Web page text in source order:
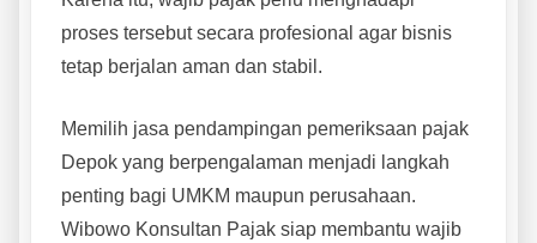
proses tersebut secara profesional agar bisnis
tetap berjalan aman dan stabil.
Memilih jasa pendampingan pemeriksaan pajak
Depok yang berpengalaman menjadi langkah
penting bagi UMKM maupun perusahaan.
Wibowo Konsultan Pajak siap membantu wajib